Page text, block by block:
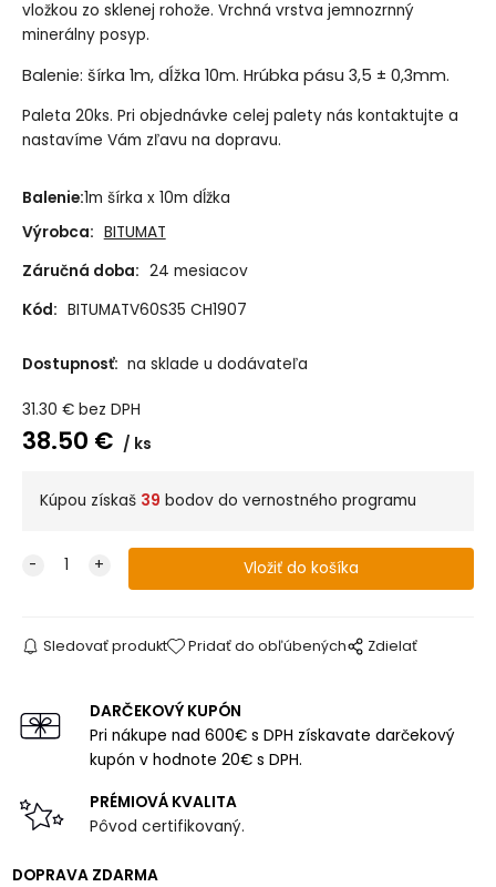
vložkou zo sklenej rohože. Vrchná vrstva jemnozrnný
minerálny posyp.
Balenie: šírka 1m, dĺžka 10m. Hrúbka pásu 3,5 ± 0,3mm.
Paleta 20ks. Pri objednávke celej palety nás kontaktujte a
nastavíme Vám zľavu na dopravu.
Balenie:1m šírka x 10m dĺžka
Výrobca: BITUMAT
Záručná doba: 24 mesiacov
Kód: BITUMATV60S35 CH1907
Dostupnosť: na sklade u dodávateľa
31.30 € bez DPH
38.50 € ks
Kúpou získaš 39 bodov do vernostného programu
Sledovať produkt Pridať do obľúbených Zdielať
DARČEKOVÝ KUPÓN
Pri nákupe nad 600€ s DPH získavate darčekový
kupón v hodnote 20€ s DPH.
PRÉMIOVÁ KVALITA
Pôvod certifikovaný.
DOPRAVA ZDARMA